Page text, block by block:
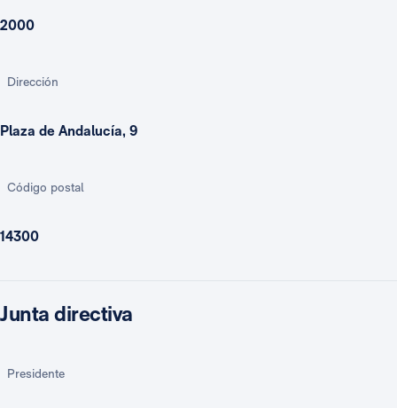
2000
Dirección
Plaza de Andalucía, 9
Código postal
14300
Junta directiva
Presidente